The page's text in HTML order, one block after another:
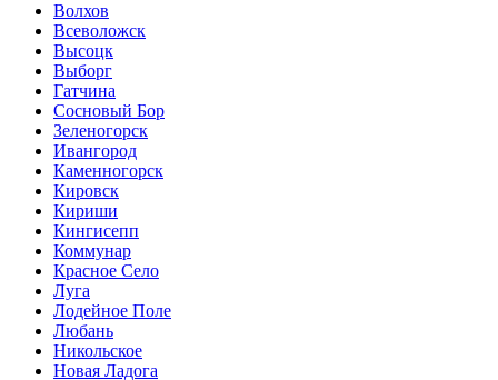
Волхов
Всеволожск
Высоцк
Выборг
Гатчина
Сосновый Бор
Зеленогорск
Ивангород
Каменногорск
Кировск
Кириши
Кингисепп
Коммунар
Красное Село
Луга
Лодейное Поле
Любань
Никольское
Новая Ладога